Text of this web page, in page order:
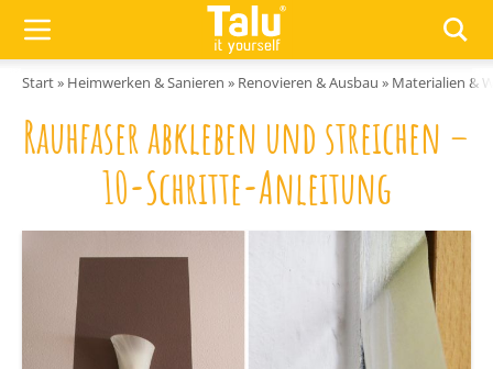
Start» Heimwerken & Sanieren » Renovieren & Ausbau » Materialien &
Rauhfaser abkleben und streichen –
10-Schritte-Anleitung